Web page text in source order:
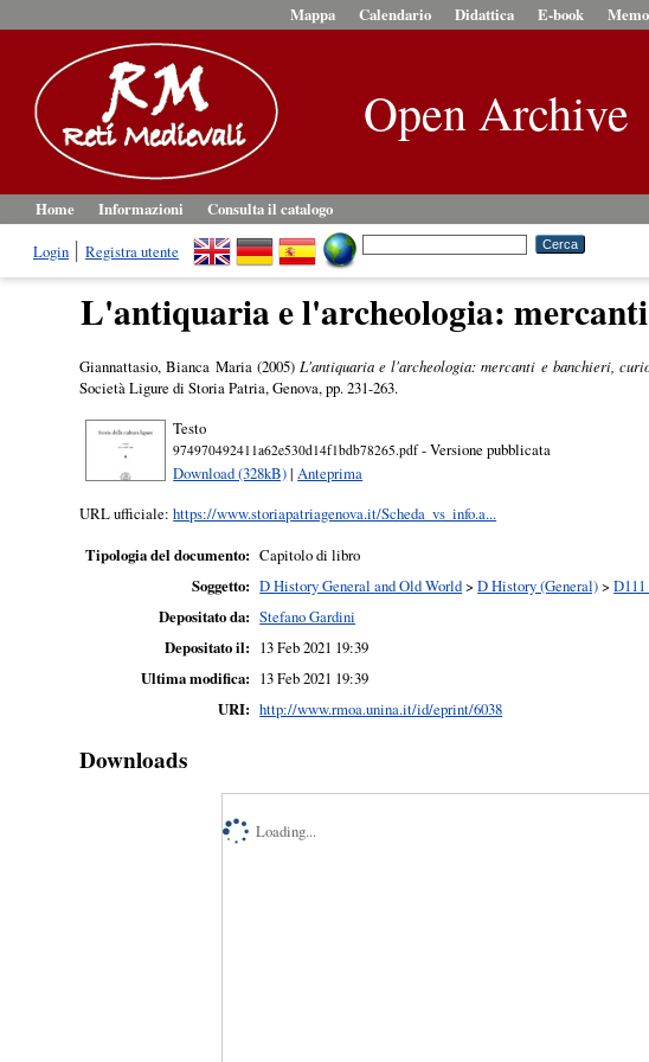
Mappa Calendario Didattica E-book
Open Archive
Home Informazioni
Consulta il catalogo
Login
Registra utente
L'antiquaria e l'archeologia:
Giannattasio, Bianca Maria(2005) L'antiquaria e l'archeologia: mercanti e banchieri,
Società Ligure di Storia Patria, Genova, pp. 231-263.
Testo
974970492411a62e530d14f1bdb78265.pdf- Versione pubblicata
Download (328kB)| Anteprima
URL ufficiale:https://www.storiapatriagenova.it/Scheda_vs_info.a...
Tipologia del documento: Capitolo di libro
Soggetto: D History General and Old World>D History (General)>
Depositato da: Stefano Gardini
Depositato il: 13 Feb 2021 19:39
Ultima modifica: 13 Feb 2021 19:39
URI: http://www.rmoa.unina.it/id/eprint/6038
Downloads
Loading...